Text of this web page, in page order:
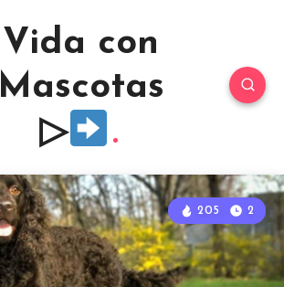
Vida con
Mascotas
▷
205 2